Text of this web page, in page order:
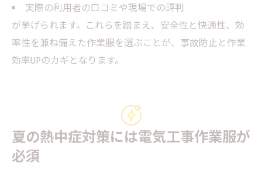
実際の利用者の口コミや現場での評判
が挙げられます。これらを踏まえ、安全性と快適性、効
率性を兼ね備えた作業服を選ぶことが、事故防止と作業
効率UPのカギとなります。
夏の熱中症対策には電気工事作業服が
必須